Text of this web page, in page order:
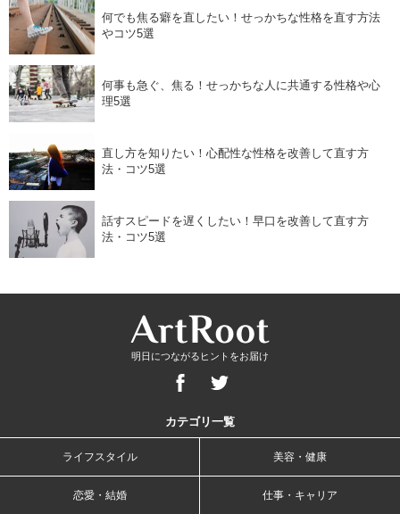
何でも焦る癖を直したい！せっかちな性格を直す方法
やコツ5選
何事も急ぐ、焦る！せっかちな人に共通する性格や心
理5選
直し方を知りたい！心配性な性格を改善して直す方
法・コツ5選
話すスピードを遅くしたい！早口を改善して直す方
法・コツ5選
明日につながるヒントをお届け
カテゴリ一覧
ライフスタイル 美容・健康
恋愛・結婚 仕事・キャリア